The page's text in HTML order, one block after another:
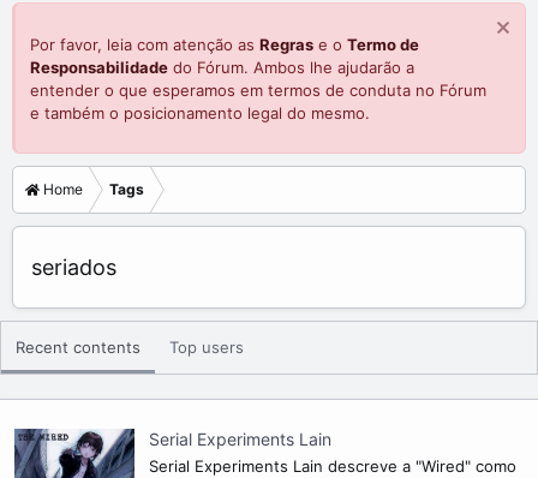
Por favor, leia com atenção as Regras e o Termo de
Responsabilidade do Fórum. Ambos lhe ajudarão a
entender o que esperamos em termos de conduta no Fórum
e também o posicionamento legal do mesmo.
Home Tags
seriados
Recent contents Top users
Serial Experiments Lain
Serial Experiments Lain descreve a "Wired" como